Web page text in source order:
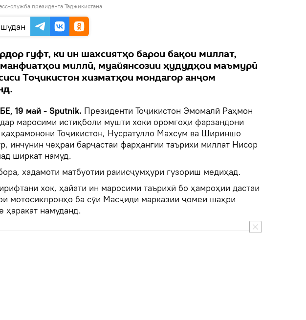
служба президента Таджикистана
гуфт, ки ин шахсиятҳо барои бақои миллат,
миллӣ, муайянсозии ҳудудҳои маъмурӣ
Тоҷикистон хизматҳои мондагор анҷом
19 май - Sputnik. Президенти Тоҷикистон Эмомалӣ Раҳмон
маросими истиқболи мушти хоки оромгоҳи фарзандони
қаҳрамонони Тоҷикистон, Нусратулло Махсум ва Шириншо
инчунин чеҳраи барҷастаи фарҳангии таърихи миллат Нисор
ширкат намуд.
хадамоти матбуотии раиисҷумҳури гузориш медиҳад.
хок, ҳайати ин маросими таърихӣ бо ҳамроҳии дастаи
мотосиклронҳо ба сӯи Масҷиди марказии ҷомеи шаҳри
ҳаракат намуданд.